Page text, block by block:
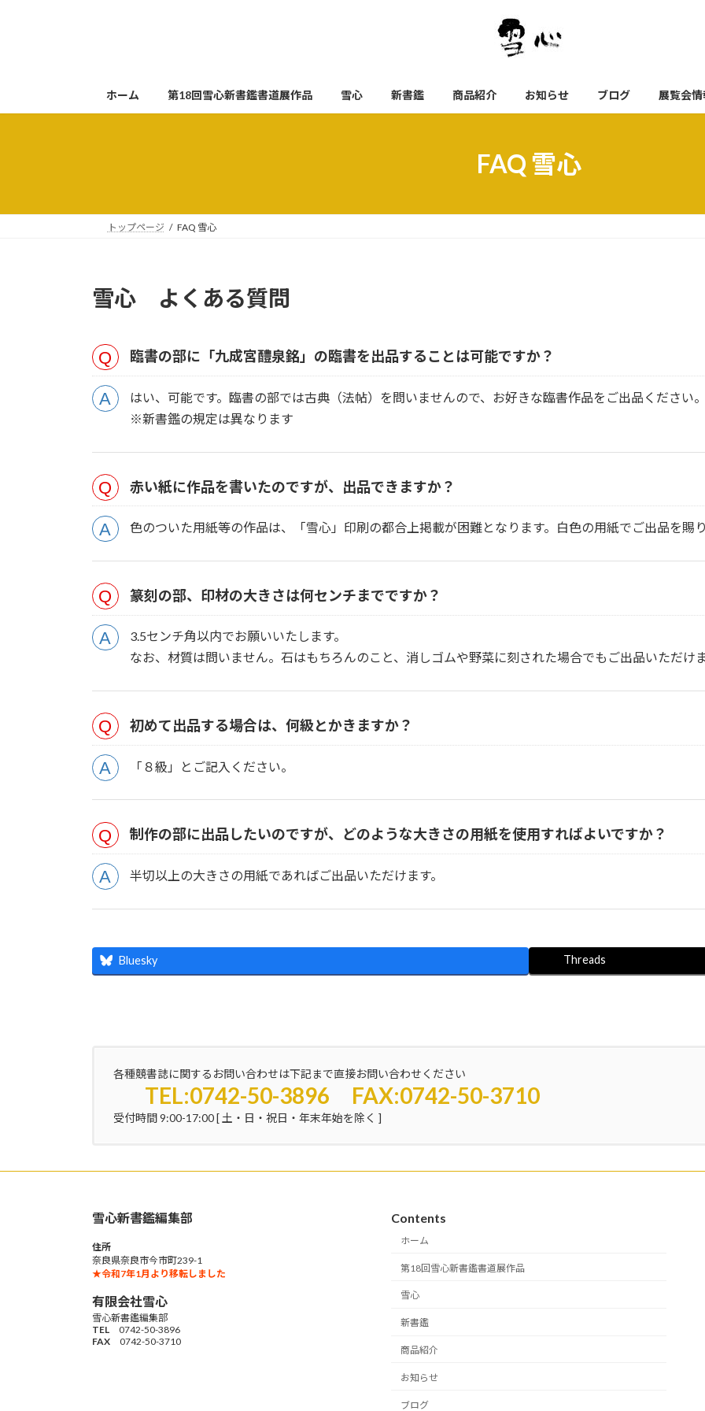
ホーム 第18回雪心新書鑑書道展作品 雪心 新書鑑 商品紹介 お知らせ ブログ 展覧会情
FAQ 雪心
トップページ FAQ 雪心
雪心 よくある質問
臨書の部に「九成宮醴泉銘」の臨書を出品することは可能ですか？
はい、可能です。臨書の部では古典（法帖）を問いませんので、お好きな臨書作品をご出品ください。
※新書鑑の規定は異なります
赤い紙に作品を書いたのですが、出品できますか？
色のついた用紙等の作品は、「雪心」印刷の都合上掲載が困難となります。白色の用紙でご出品を賜
篆刻の部、印材の大きさは何センチまでですか？
3.5センチ角以内でお願いいたします。
なお、材質は問いません。石はもちろんのこと、消しゴムや野菜に刻された場合でもご出品いただけま
初めて出品する場合は、何級とかきますか？
「８級」とご記入ください。
制作の部に出品したいのですが、どのような大きさの用紙を使用すればよいですか？
半切以上の大きさの用紙であればご出品いただけます。
Bluesky Threads
各種競書誌に関するお問い合わせは下記まで直接お問い合わせください
TEL:0742-50-3896 FAX:0742-50-3710
受付時間 9:00-17:00 [ 土・日・祝日・年末年始を除く ]
雪心新書鑑編集部
住所
奈良県奈良市今市町239-1
★令和7年1月より移転しました
有限会社雪心
雪心新書鑑編集部
TEL 0742-50-3896
FAX 0742-50-3710
Contents
ホーム
第18回雪心新書鑑書道展作品
雪心
新書鑑
商品紹介
お知らせ
ブログ